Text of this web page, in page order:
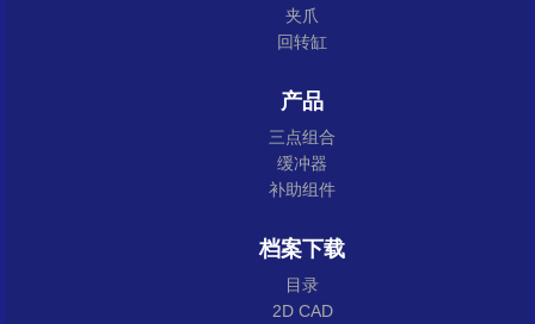
夹爪
回转缸
产品
三点组合
缓冲器
补助组件
档案下载
目录
2D CAD